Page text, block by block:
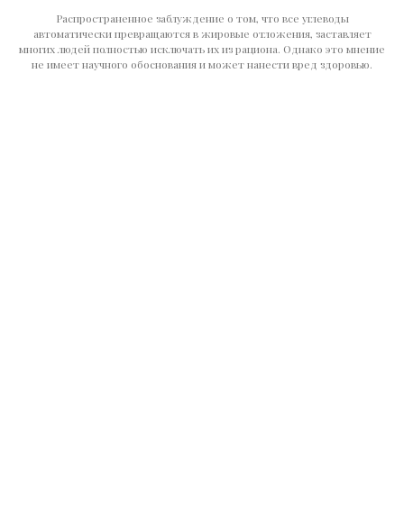
Распространенное заблуждение о том, что все углеводы
автоматически превращаются в жировые отложения, заставляет
многих людей полностью исключать их из рациона. Однако это мнение
не имеет научного обоснования и может нанести вред здоровью.